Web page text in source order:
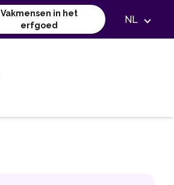
Vakmensen in het
erfgoed
NL